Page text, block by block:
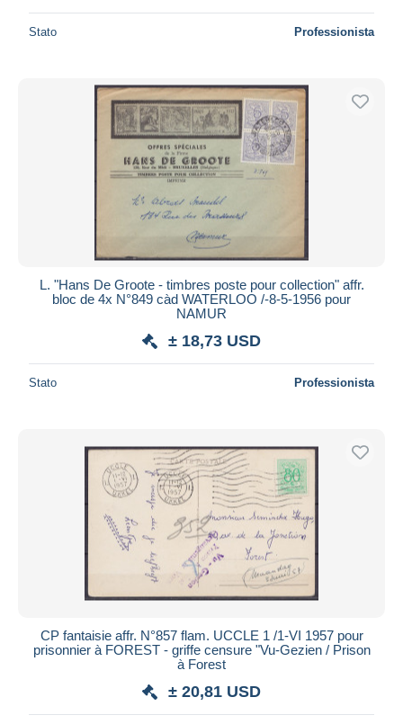
Stato Professionista
L. "Hans De Groote - timbres poste pour collection" affr.
bloc de 4x N°849 càd WATERLOO /-8-5-1956 pour
NAMUR
± 18,73 USD
Stato Professionista
CP fantaisie affr. N°857 flam. UCCLE 1 /1-VI 1957 pour
prisonnier à FOREST - griffe censure "Vu-Gezien / Prison
à Forest
± 20,81 USD